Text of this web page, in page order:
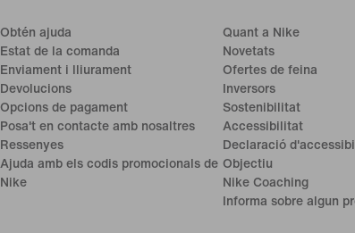
Obtén ajuda
Estat de la comanda
Enviament i lliurament
Devolucions
Opcions de pagament
Posa't en contacte amb nosaltres
Ressenyes
Ajuda amb els codis promocionals de
Nike
Quant a Nike
Novetats
Ofertes de feina
Inversors
Sostenibilitat
Accessibilitat
Declaració
Objectiu
Nike Coaching
Informa sobre algun